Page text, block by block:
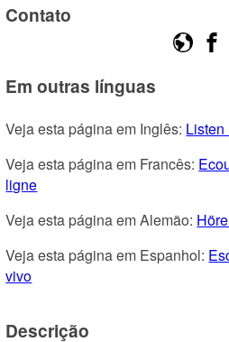
Contato
Em outras línguas
Veja esta página em Inglês:
Veja esta página em Francês:
ligne
Veja esta página em Alemão:
Veja esta página em Espanhol:
vivo
Descrição